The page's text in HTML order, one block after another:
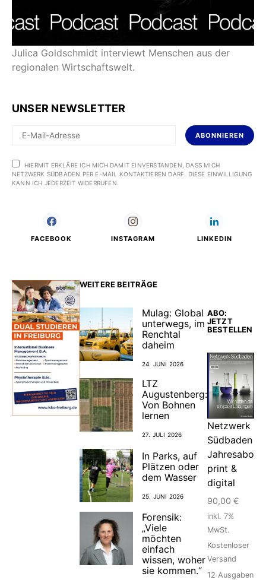
Julica Goldschmidt interviewt Menschen aus der
regionalen Wirtschaftswelt.
UNSER NEWSLETTER
ABONNIEREN
HIERMIT ERKLÄRE ICH MICH DAMIT EINVERSTANDEN, DASS MICH
NETZWERK SÜDBADEN PER E-MAIL KONTAKTIEREN DARF. DIESE EINWILLIGUNG
KANN ICH JEDERZEIT WIDERRUFEN.
FACEBOOK INSTAGRAM LINKEDIN
WEITERE BEITRÄGE
Mulag: Global
unterwegs, im
Renchtal
daheim
24. JUNI 2026
LTZ
Augustenberg:
Von Bohnen
lernen
27. JULI 2026
In Parks, auf
Plätzen oder
dem Wasser
25. JUNI 2026
Forensik:
„Viele
möchten
einfach
wissen, woher
sie kommen.“
ABO:
JETZT
BESTELLEN
Netzwerk
Südbaden
Jahresabo
print &
digital
90,00 €
inkl. 7%
MwSt.
Kostenloser
Versand
12 Ausgaben